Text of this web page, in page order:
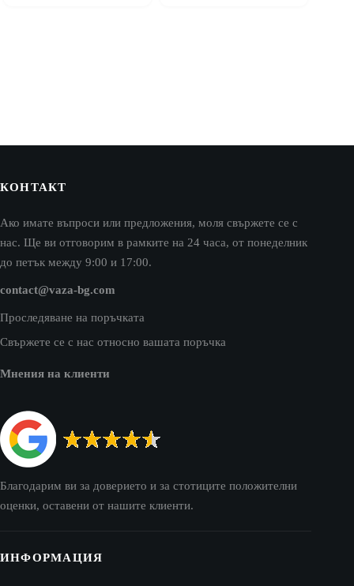
КОНТАКТ
Ако имате въпроси или предложения, моля свържете се с
нас. Ще ви отговорим в рамките на 24 часа, от понеделник
до петък между 9:00 и 17:00.
contact@vaza-bg.com
Проследяване на поръчката
Свържете се с нас относно вашата поръчка
Мнения на клиенти
Благодарим ви за доверието и за стотиците положителни
оценки, оставени от нашите клиенти.
ИНФОРМАЦИЯ